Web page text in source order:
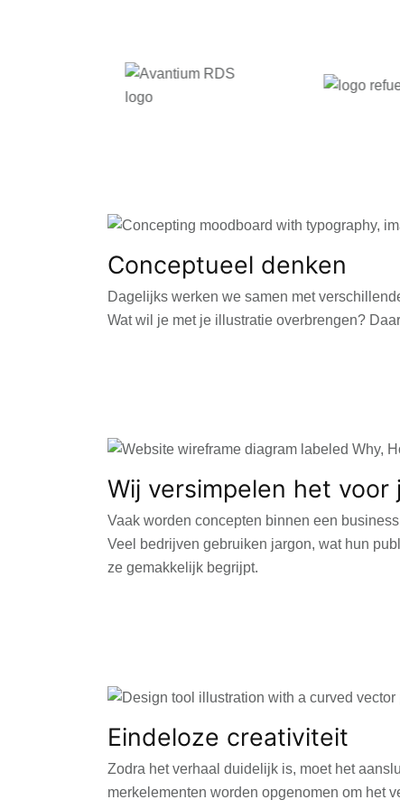
Conceptueel denken
Dagelijks werken we samen met
Wat wil je met je illustratie overbrengen?
Wij versimpelen het voor
Vaak worden concepten binnen een
Veel bedrijven gebruiken jargon, wat hun
ze gemakkelijk begrijpt.
Eindeloze creativiteit
Zodra het verhaal duidelijk is, moet het
merkelementen worden opgenomen om het